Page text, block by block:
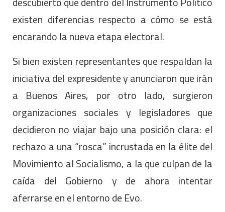
existen diferencias respecto a cómo se está
encarando la nueva etapa electoral.
Si bien existen representantes que respaldan la
iniciativa del expresidente y anunciaron que irán
a Buenos Aires, por otro lado, surgieron
organizaciones sociales y legisladores que
decidieron no viajar bajo una posición clara: el
rechazo a una “rosca” incrustada en la élite del
Movimiento al Socialismo, a la que culpan de la
caída del Gobierno y de ahora intentar
aferrarse en el entorno de Evo.